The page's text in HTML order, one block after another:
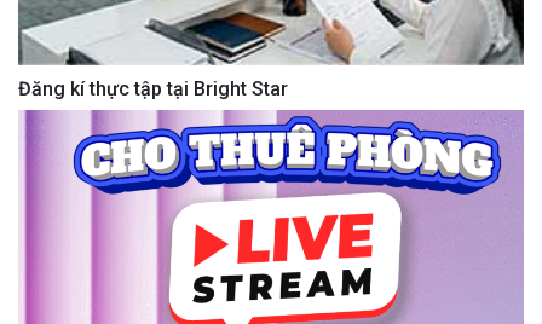
Đăng kí thực tập tại Bright Star